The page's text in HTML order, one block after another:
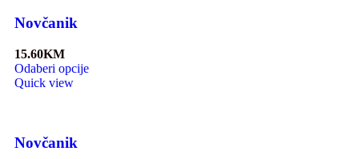
Novčanik
15.60KM
Odaberi opcije
Quick view
Novčanik